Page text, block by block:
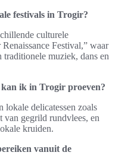
festivals in Trogir?
culturele
Festival,” waar
traditionele muziek, dans en
ik in Trogir proeven?
lokale delicatessen zoals
van gegrild rundvlees, en
kruiden.
vanuit de